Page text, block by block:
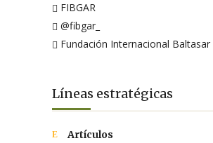
FIBGAR
@fibgar_
Fundación Internacional Baltasar
Líneas estratégicas
Artículos